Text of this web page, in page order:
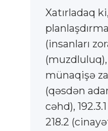
Xatırladaq
(insanları
(muzdluluq),
münaqişə
(qəsdən
cəhd),
218.2